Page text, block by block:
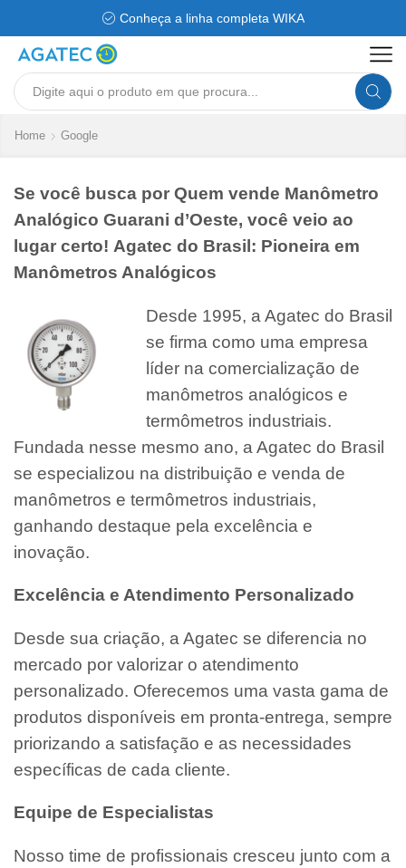
Conheça a linha completa WIKA
Search
Home Google
Se você busca por Quem vende Manômetro
Analógico Guarani d’Oeste, você veio ao
lugar certo! Agatec do Brasil: Pioneira em
Manômetros Analógicos
Desde 1995, a Agatec do Brasil
se firma como uma empresa
líder na comercialização de
manômetros analógicos e
termômetros industriais.
Fundada nesse mesmo ano, a Agatec do Brasil
se especializou na distribuição e venda de
manômetros e termômetros industriais,
ganhando destaque pela excelência e
inovação.
Excelência e Atendimento Personalizado
Desde sua criação, a Agatec se diferencia no
mercado por valorizar o atendimento
personalizado. Oferecemos uma vasta gama de
produtos disponíveis em pronta-entrega, sempre
priorizando a satisfação e as necessidades
específicas de cada cliente.
Equipe de Especialistas
Nosso time de profissionais cresceu junto com a